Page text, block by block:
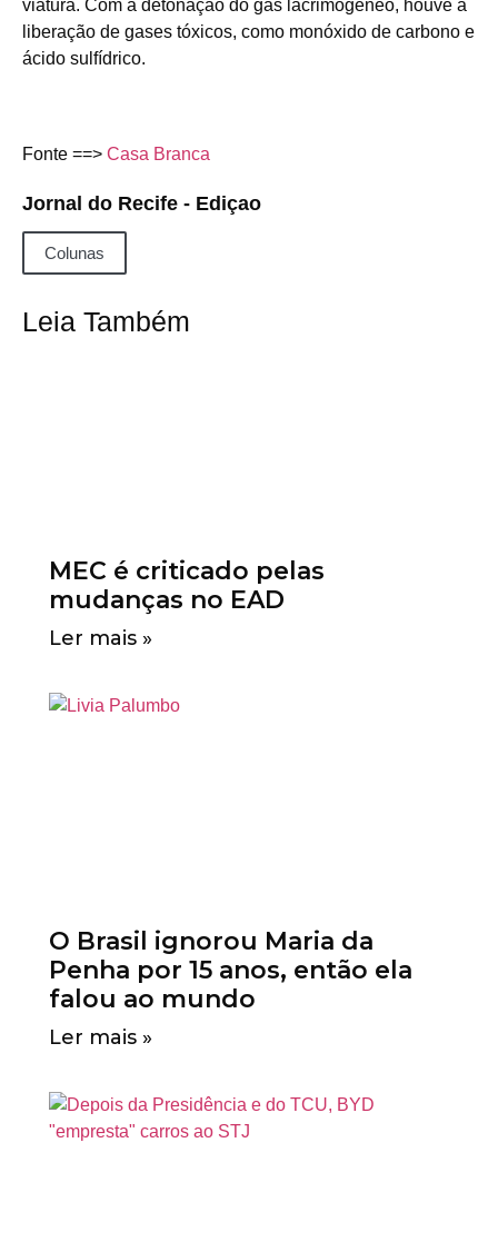
viatura. Com a detonação do gás lacrimogêneo, houve a
liberação de gases tóxicos, como monóxido de carbono e
ácido sulfídrico.
Fonte ==> Casa Branca
Jornal do Recife - Ediçao
Colunas
Leia Também
MEC é criticado pelas
mudanças no EAD
Ler mais »
O Brasil ignorou Maria da
Penha por 15 anos, então ela
falou ao mundo
Ler mais »